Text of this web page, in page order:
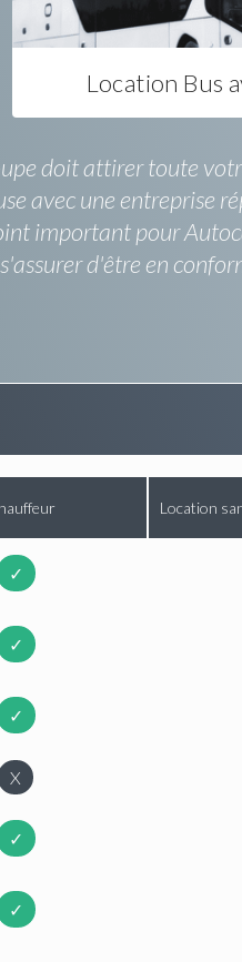
Location Bus
doit attirer toute
avec une entreprise
important pour
d'être en
Location
✓
✓
✓
X
✓
✓